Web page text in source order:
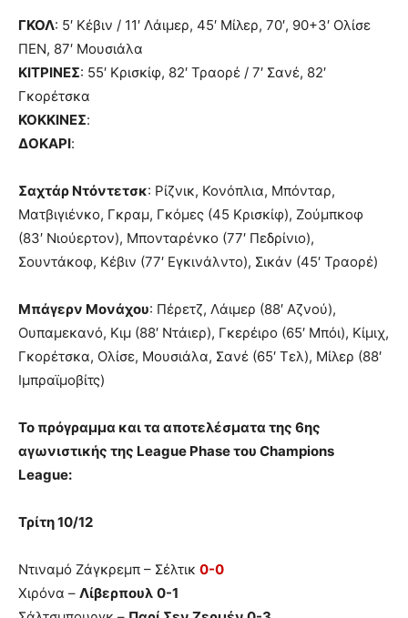
ΓΚΟΛ: 5′ Κέβιν / 11′ Λάιμερ, 45′ Μίλερ, 70′, 90+3′ Ολίσε
ΠΕΝ, 87′ Μουσιάλα
ΚΙΤΡΙΝΕΣ: 55′ Κρισκίφ, 82′ Τραορέ / 7′ Σανέ, 82′
Γκορέτσκα
ΚΟΚΚΙΝΕΣ:
ΔΟΚΑΡΙ:
Σαχτάρ Ντόντετσκ: Ρίζνικ, Κονόπλια, Μπόνταρ,
Ματβιγιένκο, Γκραμ, Γκόμες (45 Κρισκίφ), Ζούμπκοφ
(83′ Νιούερτον), Μπονταρένκο (77′ Πεδρίνιο),
Σουντάκοφ, Κέβιν (77′ Εγκινάλντο), Σικάν (45′ Τραορέ)
Μπάγερν Μονάχου: Πέρετζ, Λάιμερ (88′ Αζνού),
Ουπαμεκανό, Κιμ (88′ Ντάιερ), Γκερέιρο (65′ Μπόι), Κίμιχ,
Γκορέτσκα, Ολίσε, Μουσιάλα, Σανέ (65′ Τελ), Μίλερ (88′
Ιμπραϊμοβίτς)
Το πρόγραμμα και τα αποτελέσματα της 6ης
αγωνιστικής της League Phase του Champions
League:
Τρίτη 10/12
Ντιναμό Ζάγκρεμπ – Σέλτικ 0-0
Χιρόνα – Λίβερπουλ 0-1